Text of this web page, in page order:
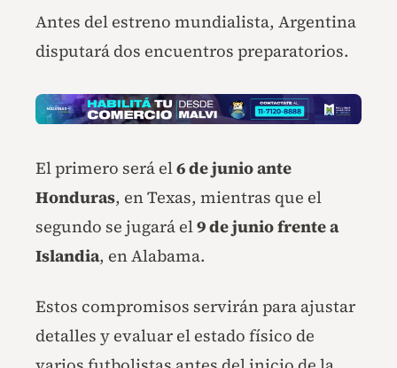
Antes del estreno mundialista, Argentina
disputará dos encuentros preparatorios.
El primero será el6 de junio ante
Honduras, en Texas, mientras que el
segundo se jugará el9 de junio frente a
Islandia, en Alabama.
Estos compromisos servirán para ajustar
detalles y evaluar el estado físico de